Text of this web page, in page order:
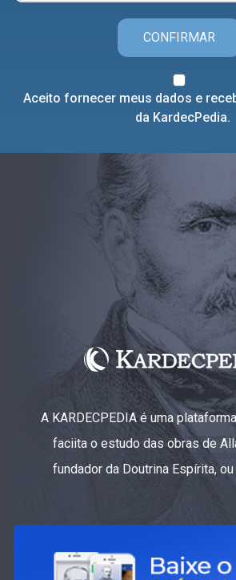
CONFIRMAR
Aceito fornecer meus dados e
da KardecPedia.
A KARDECPEDIA é uma
faciita o estudo das obras de
fundador da Doutrina Espírita,